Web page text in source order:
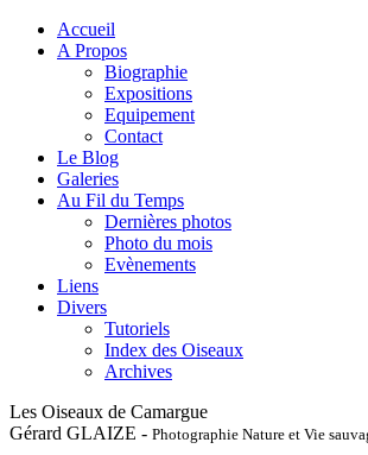
Accueil
A Propos
Biographie
Expositions
Equipement
Contact
Le Blog
Galeries
Au Fil du Temps
Dernières photos
Photo du mois
Evènements
Liens
Divers
Tutoriels
Index des Oiseaux
Archives
Les Oiseaux de Camargue
Gérard GLAIZE - Photographie Nature et Vie